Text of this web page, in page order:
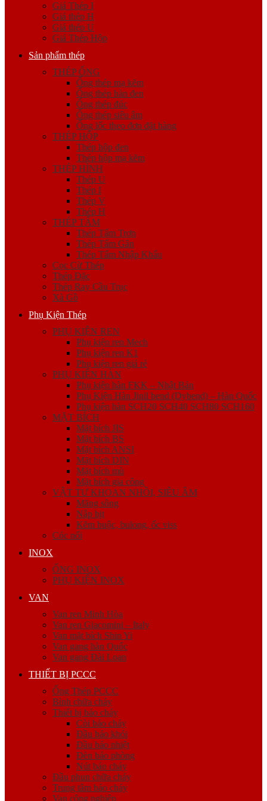
Giá Thép I
Giá thép H
Giá thép U
Giá Thép Hộp
Sản phẩm thép
THÉP ỐNG
Ống thép mạ kẽm
Ống thép hàn đen
Ống thép đúc
Ống thép siêu âm
Ống lốc theo đơn đặt hàng
THÉP HỘP
Thép hộp đen
Thép hộp mạ kẽm
THÉP HÌNH
Thép U
Thép I
Thép V
Thép H
THÉP TẤM
Thép Tấm Trơn
Thép Tấm Gân
Thép Tấm Nhập Khẩu
Cọc Cừ Thép
Thép Đặc
Thép Ray Cầu Trục
Xà Gồ
Phụ Kiện Thép
PHỤ KIỆN REN
Phụ kiện ren Mech
Phụ kiện ren K1
Phụ kiện ren giá rẻ
PHỤ KIỆN HÀN
Phụ kiện hàn FKK – Nhật Bản
Phụ Kiện Hàn Jinil bend (Dybend) – Hàn Quốc
Phụ kiện hàn SCH20 SCH40 SCH80 SCH160
MẶT BÍCH
Mặt bích JIS
Mặt bích BS
Mặt bích ANSI
Mặt bích DIN
Mặt bích mù
Mặt bích gia công
VẬT TƯ KHOAN NHỒI, SIÊU ÂM
Măng sông
Nắp bịt
Kẽm buộc, bulong, ốc viss
Cóc nối
INOX
ỐNG INOX
PHỤ KIỆN INOX
VAN
Van ren Minh Hòa
Van ren Giacomini – Italy
Van mặt bích Shin Yi
Van gang hàn Quốc
Van gang Đài Loan
THIẾT BỊ PCCC
Ống Thép PCCC
Bình chữa cháy
Thiết bị báo cháy
Còi báo cháy
Đầu báo khói
Đầu báo nhiệt
Đèn báo phòng
Nút báo cháy
Đầu phun chữa cháy
Trung tâm báo cháy
Van công nghiệp